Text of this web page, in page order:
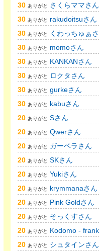
30 ありがと
さくらママさん
30 ありがと
rakudoitsuさん
30 ありがと
くわっちゅぁ
30 ありがと
momoさん
30 ありがと
KANKANさん
30 ありがと
ロクタさん
30 ありがと gurkeさん
30 ありがと
kabuさん
20 ありがと Sさん
20 ありがと Qwerさん
20 ありがと
ガーベラさん
20 ありがと SKさん
20 ありがと Yukiさん
20 ありがと
krymmanaさん
20 ありがと
Pink Goldさん
20 ありがと
そっくすさん
20 ありがと
Kodomo -
20 ありがと
シュタインさん